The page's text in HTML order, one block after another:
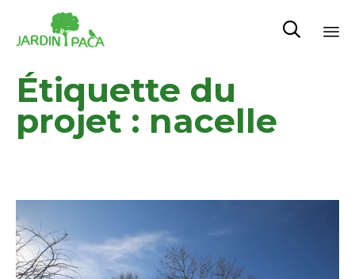

Étiquette du
projet : nacelle